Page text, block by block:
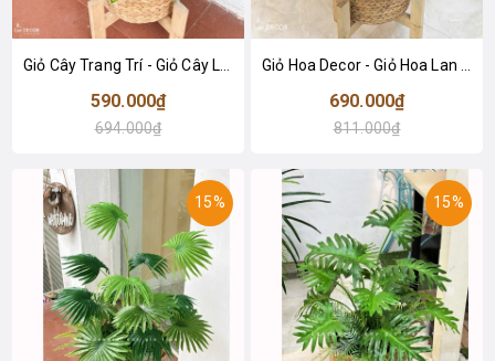
590.000₫
694.000₫
690.000₫
811.000₫
15% 15%